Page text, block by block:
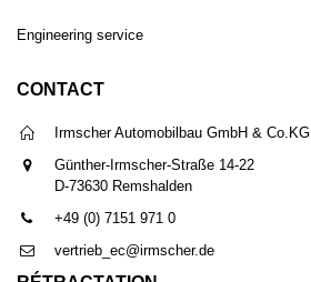
Engineering service
CONTACT
Irmscher Automobilbau GmbH & Co.KG
Günther-Irmscher-Straße 14-22
D-73630 Remshalden
+49 (0) 7151 971 0
vertrieb_ec@irmscher.de